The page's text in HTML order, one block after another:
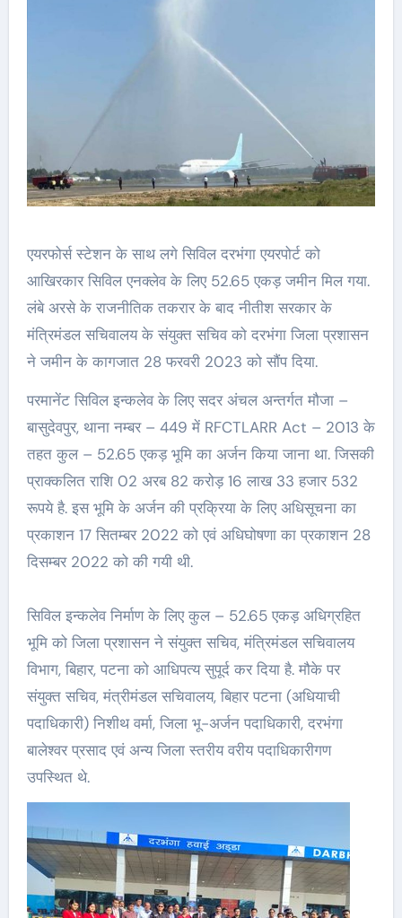
एयरफोर्स स्टेशन के साथ लगे सिविल दरभंगा एयरपोर्ट को
आखिरकार सिविल एनक्लेव के लिए 52.65 एकड़ जमीन मिल गया.
लंबे अरसे के राजनीतिक तकरार के बाद नीतीश सरकार के
मंत्रिमंडल सचिवालय के संयुक्त सचिव को दरभंगा जिला प्रशासन
ने जमीन के कागजात 28 फरवरी 2023 को सौंप दिया.
परमानेंट सिविल इन्कलेव के लिए सदर अंचल अन्तर्गत मौजा –
बासुदेवपुर, थाना नम्बर – 449 में RFCTLARR Act – 2013 के
तहत कुल – 52.65 एकड़ भूमि का अर्जन किया जाना था. जिसकी
प्राक्कलित राशि 02 अरब 82 करोड़ 16 लाख 33 हजार 532
रूपये है. इस भूमि के अर्जन की प्रक्रिया के लिए अधिसूचना का
प्रकाशन 17 सितम्बर 2022 को एवं अधिघोषणा का प्रकाशन 28
दिसम्बर 2022 को की गयी थी.
सिविल इन्कलेव निर्माण के लिए कुल – 52.65 एकड़ अधिग्रहित
भूमि को जिला प्रशासन ने संयुक्त सचिव, मंत्रिमंडल सचिवालय
विभाग, बिहार, पटना को आधिपत्य सुपूर्द कर दिया है. मौके पर
संयुक्त सचिव, मंत्रीमंडल सचिवालय, बिहार पटना (अधियाची
पदाधिकारी) निशीथ वर्मा, जिला भू-अर्जन पदाधिकारी, दरभंगा
बालेश्वर प्रसाद एवं अन्य जिला स्तरीय वरीय पदाधिकारीगण
उपस्थित थे.